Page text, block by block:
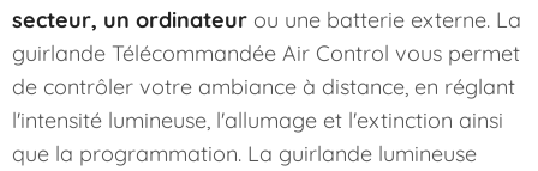
secteur, un ordinateur ou une batterie externe. La
guirlande Télécommandée Air Control vous permet
de contrôler votre ambiance à distance, en réglant
l'intensité lumineuse, l'allumage et l'extinction ainsi
que la programmation. La guirlande lumineuse